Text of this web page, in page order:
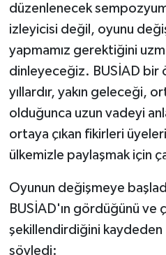
düzenlenecek
izleyicisi değil, oyunu
yapmamız gerektiğini
dinleyeceğiz. BUSİAD bir
yıllardır, yakın geleceği,
olduğunca uzun vadeyi
ortaya çıkan fikirleri
ülkemizle paylaşmak için
Oyunun değişmeye
BUSİAD'ın gördüğünü ve
şekillendirdiğini kaydeden
söyledi: